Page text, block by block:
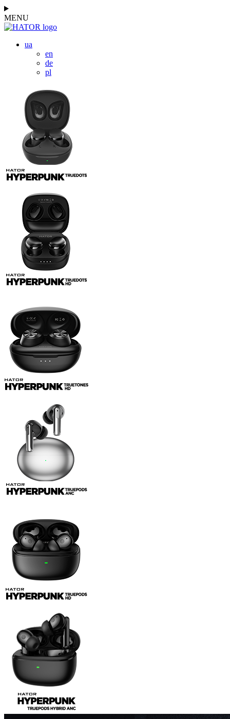
MENU
ua
en
de
pl